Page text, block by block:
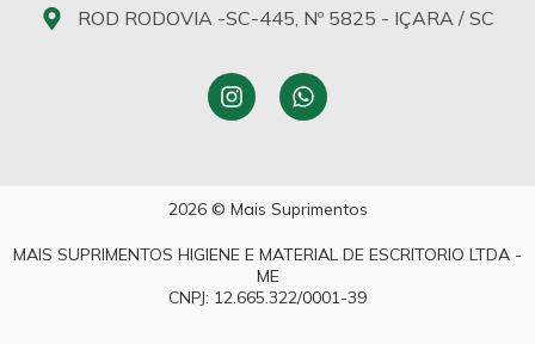
ROD RODOVIA -SC-445, Nº 5825 - IÇARA / SC
2026 © Mais Suprimentos
MAIS SUPRIMENTOS HIGIENE E MATERIAL DE ESCRITORIO LTDA -
ME
CNPJ: 12.665.322/0001-39